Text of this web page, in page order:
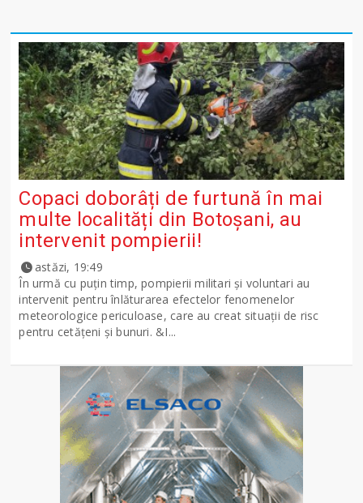
Copaci doborâți de furtună în mai
multe localități din Botoșani, au
intervenit pompierii!
astăzi, 19:49
În urmă cu puțin timp, pompierii militari și voluntari au
intervenit pentru înlăturarea efectelor fenomenelor
meteorologice periculoase, care au creat situații de risc
pentru cetățeni și bunuri. &I...